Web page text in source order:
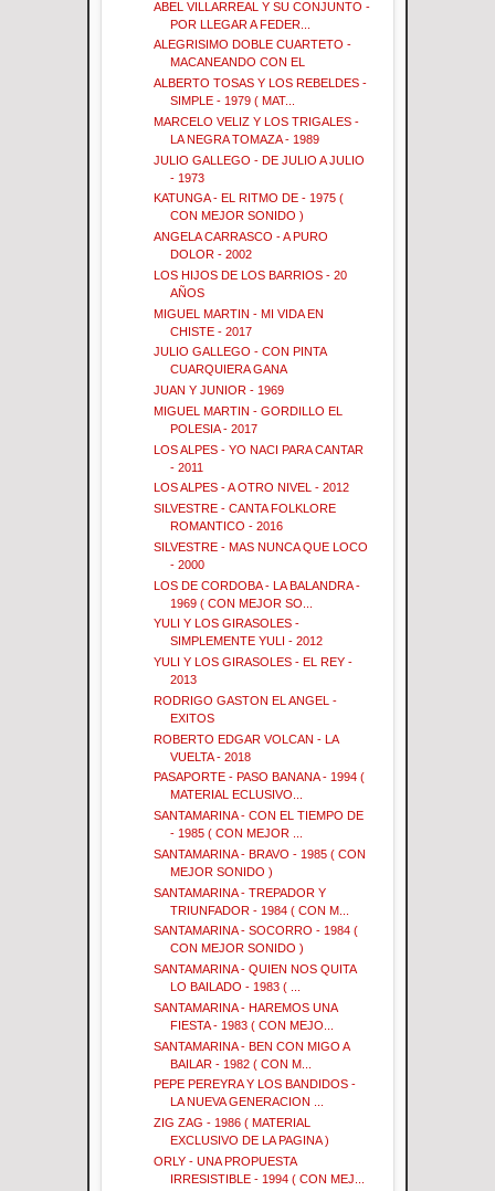
ABEL VILLARREAL Y SU CONJUNTO -
POR LLEGAR A FEDER...
ALEGRISIMO DOBLE CUARTETO -
MACANEANDO CON EL
ALBERTO TOSAS Y LOS REBELDES -
SIMPLE - 1979 ( MAT...
MARCELO VELIZ Y LOS TRIGALES -
LA NEGRA TOMAZA - 1989
JULIO GALLEGO - DE JULIO A JULIO
- 1973
KATUNGA - EL RITMO DE - 1975 (
CON MEJOR SONIDO )
ANGELA CARRASCO - A PURO
DOLOR - 2002
LOS HIJOS DE LOS BARRIOS - 20
AÑOS
MIGUEL MARTIN - MI VIDA EN
CHISTE - 2017
JULIO GALLEGO - CON PINTA
CUARQUIERA GANA
JUAN Y JUNIOR - 1969
MIGUEL MARTIN - GORDILLO EL
POLESIA - 2017
LOS ALPES - YO NACI PARA CANTAR
- 2011
LOS ALPES - A OTRO NIVEL - 2012
SILVESTRE - CANTA FOLKLORE
ROMANTICO - 2016
SILVESTRE - MAS NUNCA QUE LOCO
- 2000
LOS DE CORDOBA - LA BALANDRA -
1969 ( CON MEJOR SO...
YULI Y LOS GIRASOLES -
SIMPLEMENTE YULI - 2012
YULI Y LOS GIRASOLES - EL REY -
2013
RODRIGO GASTON EL ANGEL -
EXITOS
ROBERTO EDGAR VOLCAN - LA
VUELTA - 2018
PASAPORTE - PASO BANANA - 1994 (
MATERIAL ECLUSIVO...
SANTAMARINA - CON EL TIEMPO DE
- 1985 ( CON MEJOR ...
SANTAMARINA - BRAVO - 1985 ( CON
MEJOR SONIDO )
SANTAMARINA - TREPADOR Y
TRIUNFADOR - 1984 ( CON M...
SANTAMARINA - SOCORRO - 1984 (
CON MEJOR SONIDO )
SANTAMARINA - QUIEN NOS QUITA
LO BAILADO - 1983 ( ...
SANTAMARINA - HAREMOS UNA
FIESTA - 1983 ( CON MEJO...
SANTAMARINA - BEN CON MIGO A
BAILAR - 1982 ( CON M...
PEPE PEREYRA Y LOS BANDIDOS -
LA NUEVA GENERACION ...
ZIG ZAG - 1986 ( MATERIAL
EXCLUSIVO DE LA PAGINA )
ORLY - UNA PROPUESTA
IRRESISTIBLE - 1994 ( CON MEJ...